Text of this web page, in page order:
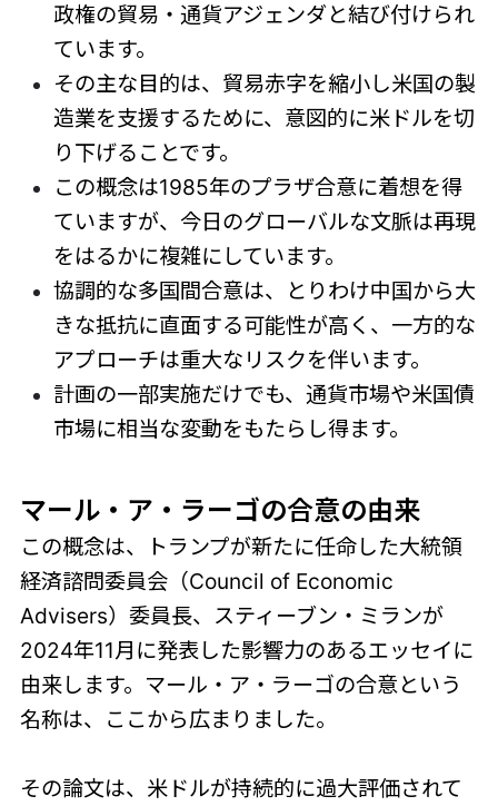
政権の貿易・通貨アジェンダと結び付けられ
ています。
その主な目的は、貿易赤字を縮小し米国の製
造業を支援するために、意図的に米ドルを切
り下げることです。
この概念は1985年のプラザ合意に着想を得
ていますが、今日のグローバルな文脈は再現
をはるかに複雑にしています。
協調的な多国間合意は、とりわけ中国から大
きな抵抗に直面する可能性が高く、一方的な
アプローチは重大なリスクを伴います。
計画の一部実施だけでも、通貨市場や米国債
市場に相当な変動をもたらし得ます。
マール・ア・ラーゴの合意の由来
この概念は、トランプが新たに任命した大統領
経済諮問委員会（Council of Economic
Advisers）委員長、スティーブン・ミランが
2024年11月に発表した影響力のあるエッセイに
由来します。マール・ア・ラーゴの合意という
名称は、ここから広まりました。
その論文は、米ドルが持続的に過大評価されて